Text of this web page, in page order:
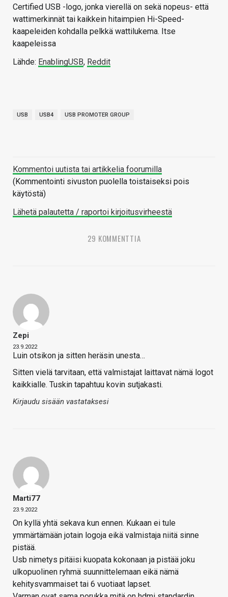
Certified USB -logo, jonka vierellä on sekä nopeus- että
wattimerkinnät tai kaikkein hitaimpien Hi-Speed-
kaapeleiden kohdalla pelkkä wattilukema. Itse
kaapeleissa
Lähde: EnablingUSB, Reddit
USB USB4 USB PROMOTER GROUP
Kommentoi uutista tai artikkelia foorumilla
(Kommentointi sivuston puolella toistaiseksi pois
käytöstä)
Lähetä palautetta / raportoi kirjoitusvirheestä
29 KOMMENTTIA
Zepi
23.9.2022
Luin otsikon ja sitten heräsin unesta…
Sitten vielä tarvitaan, että valmistajat laittavat nämä logot
kaikkialle. Tuskin tapahtuu kovin sutjakasti.
Kirjaudu sisään vastataksesi
Marti77
23.9.2022
On kyllä yhtä sekava kun ennen. Kukaan ei tule
ymmärtämään jotain logoja eikä valmistaja niitä sinne
pistää.
Usb nimetys pitäisi kuopata kokonaan ja pistää joku
ulkopuolinen ryhmä suunnittelemaan eikä nämä
kehitysvammaiset tai 6 vuotiaat lapset.